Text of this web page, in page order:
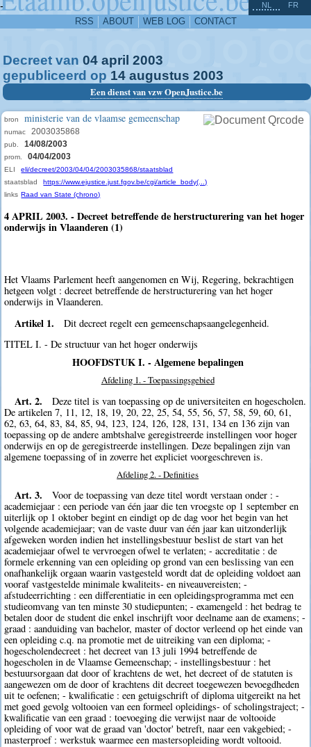
-
RSS ABOUT WEB LOG CONTACT
NL FR
Decreet van 04 april 2003
gepubliceerd op 14 augustus 2003
Een dienst van vzw OpenJustice.be
bron ministerie van de vlaamse gemeenschap
numac 2003035868
pub. 14/08/2003
prom. 04/04/2003
ELI
eli/decreet/2003/04/04/2003035868/staatsblad
staatsblad
https://www.ejustice.just.fgov.be/cgi/article_body(...)
links Raad van State (chrono)
4 APRIL 2003. - Decreet betreffende de herstructurering van het hoger
onderwijs in Vlaanderen (1)
Het Vlaams Parlement heeft aangenomen en Wij, Regering, bekrachtigen
hetgeen volgt : decreet betreffende de herstructurering van het hoger
onderwijs in Vlaanderen.
Artikel 1.
Dit decreet regelt een gemeenschapsaangelegenheid.
TITEL I. - De structuur van het hoger onderwijs
HOOFDSTUK I. - Algemene bepalingen
Afdeling 1. - Toepassingsgebied
Art. 2.
Deze titel is van toepassing op de universiteiten en hogescholen.
De artikelen 7, 11, 12, 18, 19, 20, 22, 25, 54, 55, 56, 57, 58, 59, 60, 61,
62, 63, 64, 83, 84, 85, 94, 123, 124, 126, 128, 131, 134 en 136 zijn van
toepassing op de andere ambtshalve geregistreerde instellingen voor hoger
onderwijs en op de geregistreerde instellingen. Deze bepalingen zijn van
algemene toepassing of in zoverre het expliciet voorgeschreven is.
Afdeling 2. - Definities
Art. 3.
Voor de toepassing van deze titel wordt verstaan onder : -
academiejaar : een periode van één jaar die ten vroegste op 1 september en
uiterlijk op 1 oktober begint en eindigt op de dag voor het begin van het
volgende academiejaar; van de vaste duur van één jaar kan uitzonderlijk
afgeweken worden indien het instellingsbestuur beslist de start van het
academiejaar ofwel te vervroegen ofwel te verlaten; - accreditatie : de
formele erkenning van een opleiding op grond van een beslissing van een
onafhankelijk orgaan waarin vastgesteld wordt dat de opleiding voldoet aan
vooraf vastgestelde minimale kwaliteits- en niveauvereisten; -
afstudeerrichting : een differentiatie in een opleidingsprogramma met een
studieomvang van ten minste 30 studiepunten; - examengeld : het bedrag te
betalen door de student die enkel inschrijft voor deelname aan de examens; -
graad : aanduiding van bachelor, master of doctor verleend op het einde van
een opleiding c.q. na promotie met de uitreiking van een diploma; -
hogescholendecreet : het decreet van 13 juli 1994 betreffende de
hogescholen in de Vlaamse Gemeenschap; - instellingsbestuur : het
bestuursorgaan dat door of krachtens de wet, het decreet of de statuten is
aangewezen om de door of krachtens dit decreet toegewezen bevoegdheden
uit te oefenen; - kwalificatie : een getuigschrift of diploma uitgereikt na het
met goed gevolg voltooien van een formeel opleidings- of scholingstraject; -
kwalificatie van een graad : toevoeging die verwijst naar de voltooide
opleiding of voor wat de graad van 'doctor' betreft, naar een vakgebied; -
masterproef : werkstuk waarmee een mastersopleiding wordt voltooid.
^